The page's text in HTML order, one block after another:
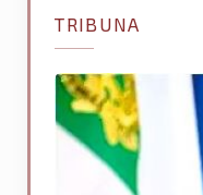
TRIBUNA